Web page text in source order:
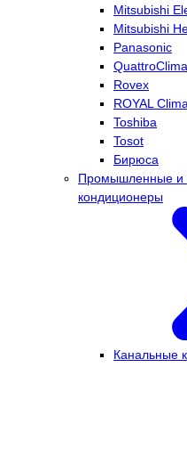
Mitsubishi
Mitsubishi
Panasonic
QuattroClima
Rovex
ROYAL
Toshiba
Tosot
Бирюса
Промышленные и
кондиционеры
Канальные